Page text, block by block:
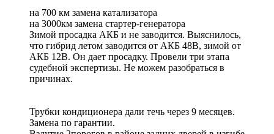
на 700 км замена катализатора
на 3000км замена стартер-генератора
Зимой просадка АКБ и не заводится. Выяснилось,
что гибрид летом заводится от АКБ 48В, зимой от
АКБ 12В. Он дает просадку. Провели три этапа
судебной экспертизы. Не можем разобраться в
причинах.
Трубки кондиционера дали течь через 9 месяцев.
Замена по гарантии.